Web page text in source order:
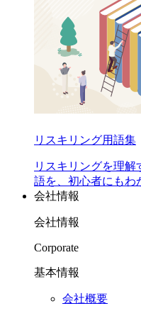
リスキリング用語集
リスキリングを理解
語を、初心者にもわ
会社情報
会社情報
Corporate
基本情報
会社概要